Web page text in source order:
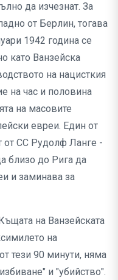
да изчезнат. За
от Берлин, тогава
1942 година се
като Ванзейска
на нацисткия
на час и половина
на масовите
евреи. Един от
от СС Рудолф Ланге -
близо до Рига да
и заминава за
на Ванзейската
на
тези 90 минути, няма
и "убийство".